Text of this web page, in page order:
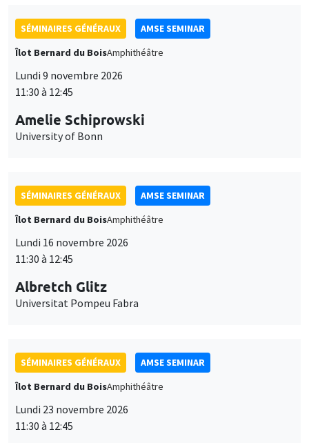
SÉMINAIRES GÉNÉRAUX
AMSE SEMINAR
Îlot Bernard du BoisAmphithéâtre
Lundi 9 novembre 2026
11:30 à 12:45
Amelie Schiprowski
University of Bonn
SÉMINAIRES GÉNÉRAUX
AMSE SEMINAR
Îlot Bernard du BoisAmphithéâtre
Lundi 16 novembre 2026
11:30 à 12:45
Albretch Glitz
Universitat Pompeu Fabra
SÉMINAIRES GÉNÉRAUX
AMSE SEMINAR
Îlot Bernard du BoisAmphithéâtre
Lundi 23 novembre 2026
11:30 à 12:45